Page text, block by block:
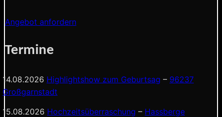
Angebot anfordern
Termine
14.08.2026 Highlightshow zum Geburtsag – 96237
Großgarnstadt
15.08.2026 Hochzeitsüberraschung – Hassberge